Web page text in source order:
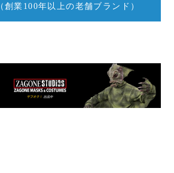
創業100年以上の老舗ブランド）